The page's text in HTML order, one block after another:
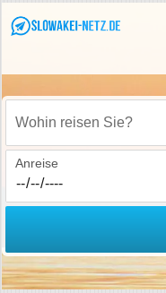
Wohin reisen Sie?
Anreise